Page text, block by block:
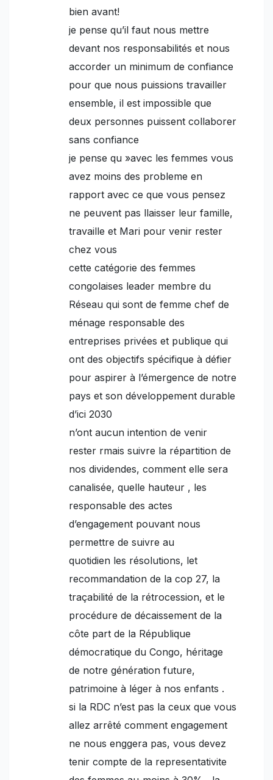
bien avant!
je pense qu’il faut nous mettre
devant nos responsabilités et nous
accorder un minimum de confiance
pour que nous puissions travailler
ensemble, il est impossible que
deux personnes puissent collaborer
sans confiance
je pense qu »avec les femmes vous
avez moins des probleme en
rapport avec ce que vous pensez
ne peuvent pas llaisser leur famille,
travaille et Mari pour venir rester
chez vous
cette catégorie des femmes
congolaises leader membre du
Réseau qui sont de femme chef de
ménage responsable des
entreprises privées et publique qui
ont des objectifs spécifique à défier
pour aspirer à l’émergence de notre
pays et son développement durable
d’ici 2030
n’ont aucun intention de venir
rester rmais suivre la répartition de
nos dividendes, comment elle sera
canalisée, quelle hauteur , les
responsable des actes
d’engagement pouvant nous
permettre de suivre au
quotidien les résolutions, let
recommandation de la cop 27, la
traçabilité de la rétrocession, et le
procédure de décaissement de la
côte part de la République
démocratique du Congo, héritage
de notre génération future,
patrimoine à léger à nos enfants .
si la RDC n’est pas la ceux que vous
allez arrêté comment engagement
ne nous enggera pas, vous devez
tenir compte de la representativite